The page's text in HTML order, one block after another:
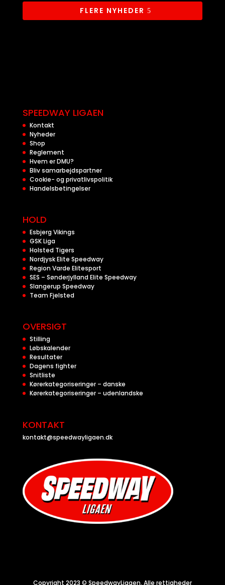
FLERE NYHEDER
SPEEDWAY LIGAEN
Kontakt
Nyheder
Shop
Reglement
Hvem er DMU?
Bliv samarbejdspartner
Cookie- og privatlivspolitik
Handelsbetingelser
HOLD
Esbjerg Vikings
GSK Liga
Holsted Tigers
Nordjysk Elite Speedway
Region Varde Elitesport
SES – Sønderjylland Elite Speedway
Slangerup Speedway
Team Fjelsted
OVERSIGT
Stilling
Løbskalender
Resultater
Dagens fighter
Snitliste
Kørerkategoriseringer – danske
Kørerkategoriseringer – udenlandske
KONTAKT
kontakt@speedwayligaen.dk
Copyright 2023 © SpeedwayLigaen. Alle rettigheder